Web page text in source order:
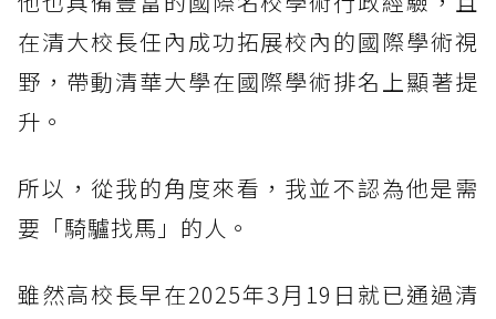
在清大校長任內成功拓展校內的國際學術視
野，帶動清華大學在國際學術排名上顯著提
升。
所以，從我的角度來看，我並不認為他是需
要「騎驢找馬」的人。
雖然高校長早在2025年3月19日就已通過清